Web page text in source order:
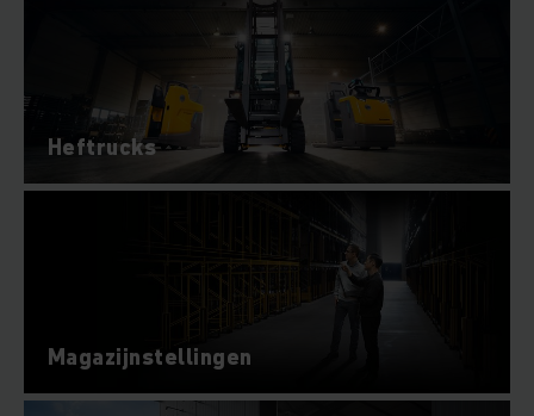
Heftrucks
Magazijnstellingen